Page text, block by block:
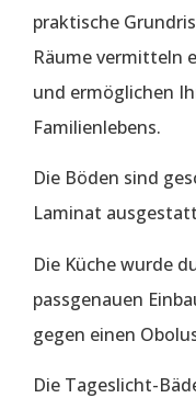
praktische
Räume vermitteln
und ermöglichen
Familienlebens.
Die Böden sind
Laminat
Die Küche wurde
passgenauen
gegen einen
Die Tageslicht-